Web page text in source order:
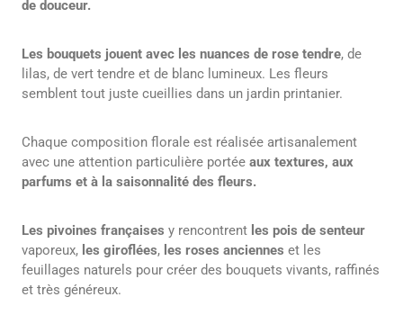
de douceur.
Les bouquets jouent avec les nuances de rose tendre, de
lilas, de vert tendre et de blanc lumineux. Les fleurs
semblent tout juste cueillies dans un jardin printanier.
Chaque composition florale est réalisée artisanalement
avec une attention particulière portée aux textures, aux
parfums et à la saisonnalité des fleurs.
Les pivoines françaises y rencontrent les pois de senteur
vaporeux, les giroflées, les roses anciennes et les
feuillages naturels pour créer des bouquets vivants, raffinés
et très généreux.